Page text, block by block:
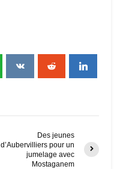
Des jeunes
d’Aubervilliers pour un
jumelage avec
Mostaganem